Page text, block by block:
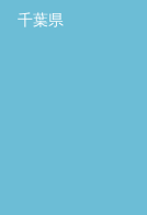
千葉県